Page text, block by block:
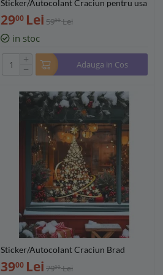
Sticker/Autocolant Craciun pentru usa
sau perete - Coara cu Panglici
30x40cm
2900 Lei 5900 Lei
in stoc
+
− Adauga in Cos
Sticker/Autocolant Craciun Brad
Auriu 45x60cm - 366362
3900 Lei 7900 Lei